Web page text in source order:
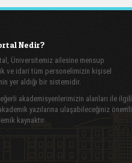
Nedir?
Üniversitemiz ailesine mensup
ve idari tüm personelimizin kişisel
yer aldığı bir sistemidir.
akademisyenlerimizin alanları ile ilgili
yazılarına ulaşabileceğiniz önemli
kaynaktır.